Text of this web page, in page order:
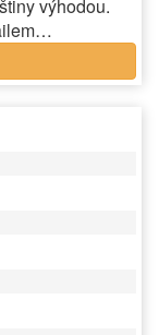
výhodou.